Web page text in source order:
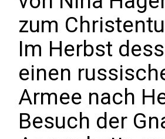
zum
Im Herbst
einen
Armee nach
Besuch der